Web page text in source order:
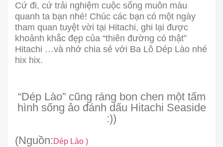
Cứ đi, cứ trải nghiệm cuộc sống muôn màu
quanh ta bạn nhé! Chúc các bạn có một ngày
tham quan tuyệt vời tại Hitachi, ghi lại được
khoảnh khắc đẹp của “thiên đường có thật”
Hitachi …và nhớ chia sẻ với Ba Lô Dép Lào nhé
hix hix.
“Dép Lào” cũng ráng bon chen một tấm
hình sống ảo đánh dấu Hitachi Seaside
:))
(Nguồn: Dép Lào )